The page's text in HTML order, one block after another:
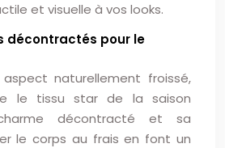
et visuelle à vos looks.
décontractés pour le
naturellement froissé,
le tissu star de la saison
décontracté et sa
le corps au frais en font un